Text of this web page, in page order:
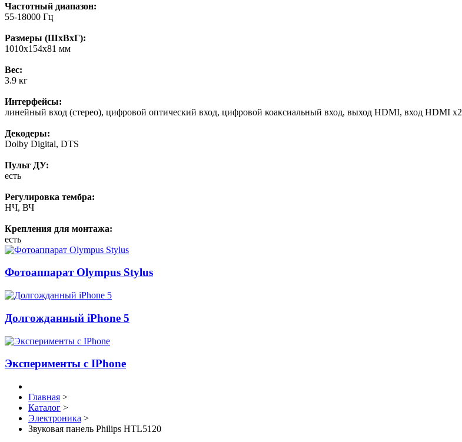
Частотный диапазон:
55-18000 Гц
Размеры (ШхВхГ):
1010x154x81 мм
Вес:
3.9 кг
Интерфейсы:
линейный вход (стерео), цифровой оптический вход, цифровой коаксиальный вход, выход HDMI, вход HDMI x2
Декодеры:
Dolby Digital, DTS
Пульт ДУ:
есть
Регулировка тембра:
НЧ, ВЧ
Крепления для монтажа:
есть
Фотоаппарат Olympus Stylus
Долгожданный iPhone 5
Эксперименты с IPhone
Главная >
Каталог >
Электроника >
Звуковая панель Philips HTL5120